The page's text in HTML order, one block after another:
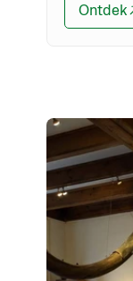
Ontdek